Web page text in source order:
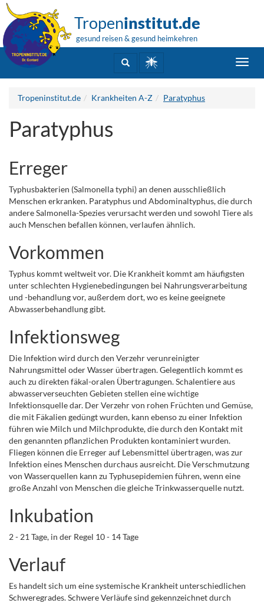
Tropeninstitut.de
gesund reisen & gesund heimkehren
Tropeninstitut.de Krankheiten A-Z Paratyphus
Paratyphus
Erreger
Typhusbakterien (Salmonella typhi) an denen ausschließlich
Menschen erkranken. Paratyphus und Abdominaltyphus, die durch
andere Salmonella-Spezies verursacht werden und sowohl Tiere als
auch Menschen befallen können, verlaufen ähnlich.
Vorkommen
Typhus kommt weltweit vor. Die Krankheit kommt am häufigsten
unter schlechten Hygienebedingungen bei Nahrungsverarbeitung
und -behandlung vor, außerdem dort, wo es keine geeignete
Abwasserbehandlung gibt.
Infektionsweg
Die Infektion wird durch den Verzehr verunreinigter
Nahrungsmittel oder Wasser übertragen. Gelegentlich kommt es
auch zu direkten fäkal-oralen Übertragungen. Schalentiere aus
abwasserverseuchten Gebieten stellen eine wichtige
Infektionsquelle dar. Der Verzehr von rohen Früchten und Gemüse,
die mit Fäkalien gedüngt wurden, kann ebenso zu einer Infektion
führen wie Milch und Milchprodukte, die durch den Kontakt mit
den genannten pflanzlichen Produkten kontaminiert wurden.
Fliegen können die Erreger auf Lebensmittel übertragen, was zur
Infektion eines Menschen durchaus ausreicht. Die Verschmutzung
von Wasserquellen kann zu Typhusepidemien führen, wenn eine
große Anzahl von Menschen die gleiche Trinkwasserquelle nutzt.
Inkubation
2 - 21 Tage, in der Regel 10 - 14 Tage
Verlauf
Es handelt sich um eine systemische Krankheit unterschiedlichen
Schweregrades. Schwere Verläufe sind gekennzeichnet durch